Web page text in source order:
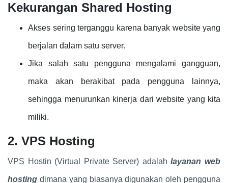
Kekurangan Shared Hosting
Akses sering terganggu karena banyak website yang
berjalan dalam satu server.
Jika salah satu pengguna mengalami gangguan,
maka akan berakibat pada pengguna lainnya,
sehingga menurunkan kinerja dari website yang kita
miliki.
2. VPS Hosting
VPS Hostin (Virtual Private Server) adalahlayanan web
hosting dimana yang biasanya digunakan oleh pengguna